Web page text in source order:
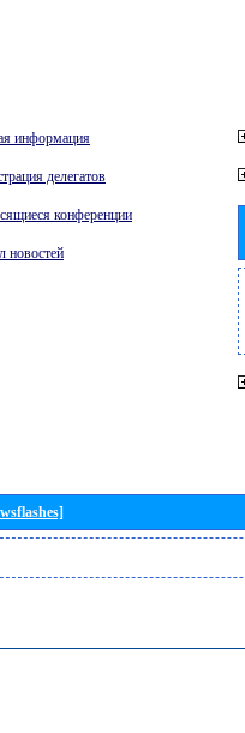
информация
делегатов
конференции
новостей